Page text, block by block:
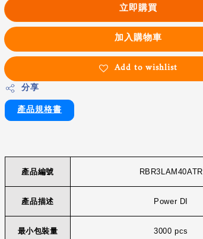
立即購買
加入購物車
Add to wishlist
分享
產品規格書
產品編號 RBR3LAM40ATR
產品描述 Power DI
最小包裝量 3000 pcs